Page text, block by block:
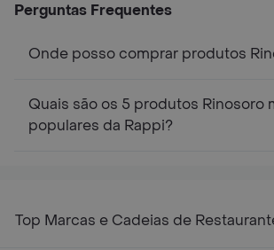
Perguntas Frequentes
Onde posso comprar produtos
Quais são os 5 produtos Rinosoro
populares da Rappi?
Top Marcas e Cadeias de